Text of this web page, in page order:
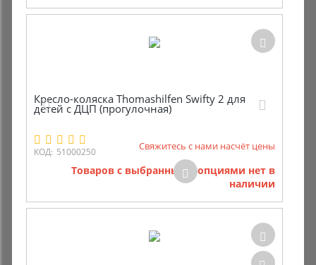
Кресло-коляска Thomashilfen Swifty 2 для
детей с ДЦП (прогулочная)
КОД: 51000250 Свяжитесь с нами насчёт цены
Товаров с выбранными опциями нет в
наличии